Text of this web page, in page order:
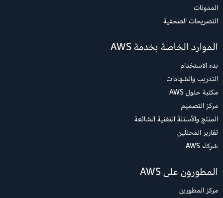
المدونات
التصريحات الصحفية
الموارد الخاصة بخدمة AWS
بدء الاستخدام
التدريب والشهادات
مكتبة حلول AWS
مركز التصميم
المنتج والأسئلة التقنية الشائعة
تقارير المحللين
شركاء AWS
المطورون على AWS
مركز المطورين